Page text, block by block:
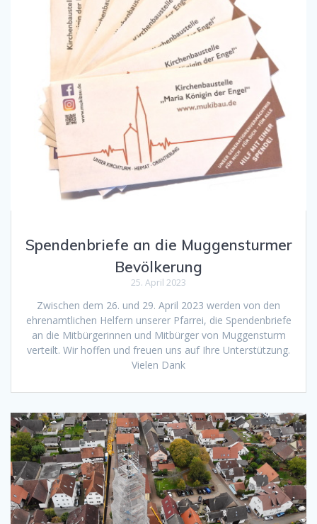
Spendenbriefe an die Muggensturmer
Bevölkerung
25. April 2023
Zwischen dem 26. und 29. April 2023 werden von den
ehrenamtlichen Helfern unserer Pfarrei, die Spendenbriefe
an die Mitbürgerinnen und Mitbürger von Muggensturm
verteilt. Wir hoffen und freuen uns auf Ihre Unterstützung.
Vielen Dank